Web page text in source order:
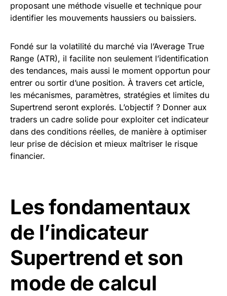
proposant une méthode visuelle et technique pour
identifier les mouvements haussiers ou baissiers.
Fondé sur la volatilité du marché via l’Average True
Range (ATR), il facilite non seulement l’identification
des tendances, mais aussi le moment opportun pour
entrer ou sortir d’une position. À travers cet article,
les mécanismes, paramètres, stratégies et limites du
Supertrend seront explorés. L’objectif ? Donner aux
traders un cadre solide pour exploiter cet indicateur
dans des conditions réelles, de manière à optimiser
leur prise de décision et mieux maîtriser le risque
financier.
Les fondamentaux
de l’indicateur
Supertrend et son
mode de calcul